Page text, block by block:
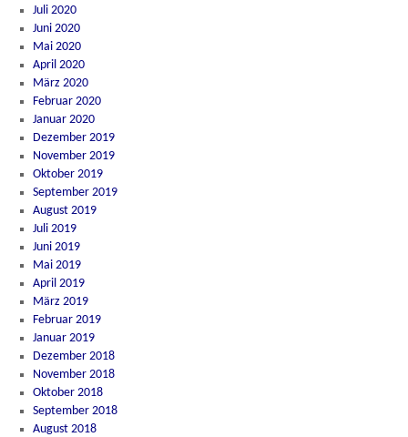
Juli 2020
Juni 2020
Mai 2020
April 2020
März 2020
Februar 2020
Januar 2020
Dezember 2019
November 2019
Oktober 2019
September 2019
August 2019
Juli 2019
Juni 2019
Mai 2019
April 2019
März 2019
Februar 2019
Januar 2019
Dezember 2018
November 2018
Oktober 2018
September 2018
August 2018